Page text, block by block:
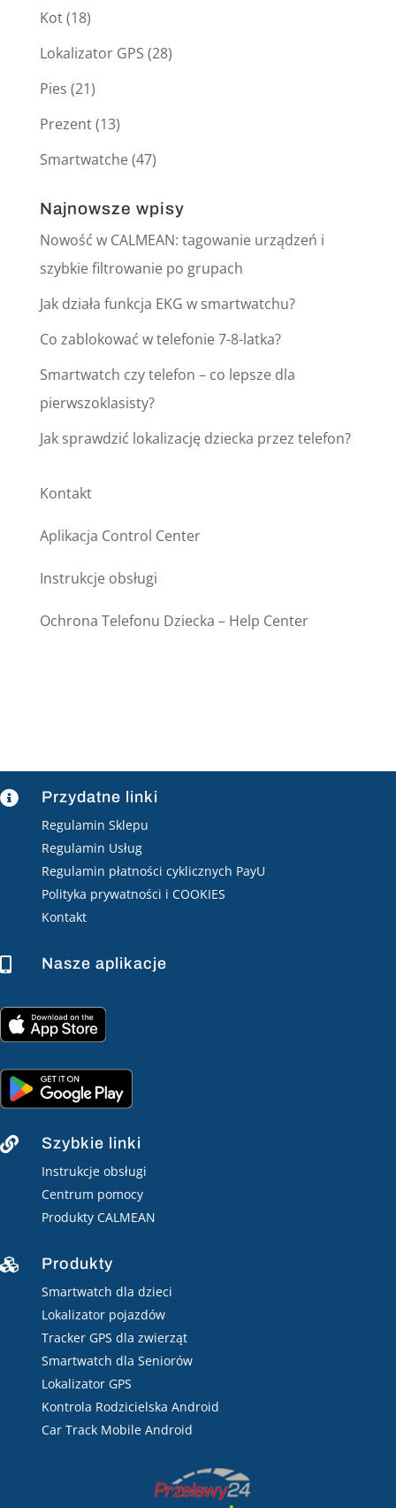
Kot(18)
Lokalizator GPS (28)
Pies (21)
Prezent(13)
Smartwatche(47)
Najnowsze wpisy
Nowość w CALMEAN: tagowanie urządzeń i
szybkie filtrowanie po grupach
Jak działa funkcja EKG w smartwatchu?
Co zablokować w telefonie 7-8-latka?
Smartwatch czy telefon – co lepsze dla
pierwszoklasisty?
Jak sprawdzić lokalizację dziecka przez telefon?
Kontakt
Aplikacja Control Center
Instrukcje obsługi
Ochrona Telefonu Dziecka – Help Center
 Przydatne linki
Regulamin Sklepu
Regulamin Usług
Regulamin płatności cyklicznych PayU
Polityka prywatności i COOKIES
Kontakt
 Nasze aplikacje
 Szybkie linki
Instrukcje obsługi
Centrum pomocy
Produkty CALMEAN
 Produkty
Smartwatch dla dzieci
Lokalizator pojazdów
Tracker GPS dla zwierząt
Smartwatch dla Seniorów
Lokalizator GPS
Kontrola Rodzicielska Android
Car Track Mobile Android